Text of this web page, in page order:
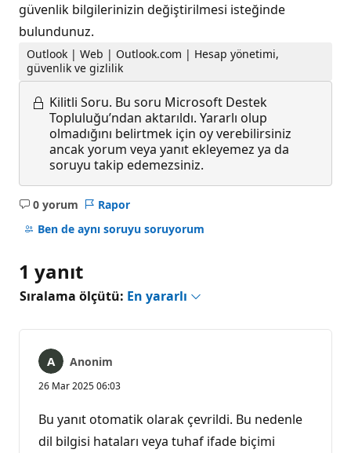
güvenlik bilgilerinizin değiştirilmesi isteğinde
bulundunuz.
Outlook | Web | Outlook.com | Hesap yönetimi,
güvenlik ve gizlilik
Kilitli Soru. Bu soru Microsoft Destek
Topluluğu’ndan aktarıldı. Yararlı olup
olmadığını belirtmek için oy verebilirsiniz
ancak yorum veya yanıt ekleyemez ya da
soruyu takip edemezsiniz.
0 yorum
Açıklama
yok
Rapor
Ben de aynı soruyu soruyorum
1 yanıt
Sıralama ölçütü: En yararlı
Anonim
26 Mar 2025 06:03
Bu yanıt otomatik olarak çevrildi. Bu nedenle
dil bilgisi hataları veya tuhaf ifade biçimi